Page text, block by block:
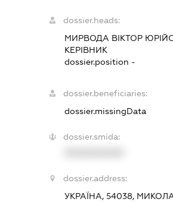
dossier.heads:
МИРВОДА ВІКТОР
КЕРІВНИК
dossier.position -
dossier.beneficiaries:
dossier.missingData
dossier.smida:
dossier.address:
УКРАЇНА, 54038,